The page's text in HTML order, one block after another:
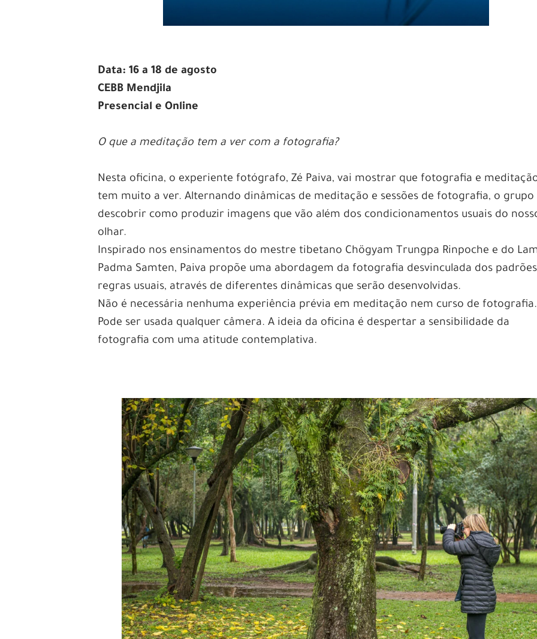
Data: 16 a 18 de agosto
CEBB Mendjila
Presencial e Online
O que a meditação tem a ver com a fotografia?
Nesta oficina, o experiente fotógrafo, Zé Paiva, vai mostrar que fotografia e
tem muito a ver. Alternando dinâmicas de meditação e sessões de fotografia, o grupo
descobrir como produzir imagens que vão além dos condicionamentos usuais do
olhar.
Inspirado nos ensinamentos do mestre tibetano Chögyam Trungpa Rinpoche e do
Padma Samten, Paiva propõe uma abordagem da fotografia desvinculada dos
regras usuais, através de diferentes dinâmicas que serão desenvolvidas.
Não é necessária nenhuma experiência prévia em meditação nem curso de fotografia.
Pode ser usada qualquer câmera. A ideia da oficina é despertar a sensibilidade da
fotografia com uma atitude contemplativa.